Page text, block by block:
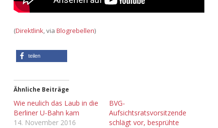
(Direktlink, via Blogrebellen)
teilen
Ähnliche Beiträge
Wie neulich das Laub in die
Berliner U-Bahn kam
14. November 2016
BVG-
Aufsichtsratsvorsitzende
schlägt vor, besprühte